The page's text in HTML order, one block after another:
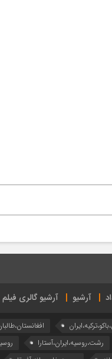
آرشیو آرشیو گالری فیلم
رشت،روسیه،ایران،آستارا